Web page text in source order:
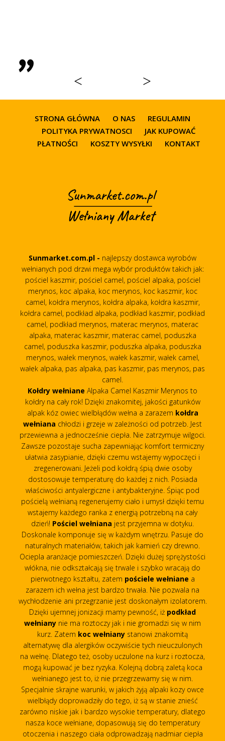
< >
STRONA GŁÓWNA O NAS
REGULAMIN
POLITYKA PRYWATNOSCI
JAK KUPOWAĆ
PŁATNOŚCI
KOSZTY WYSYŁKI KONTAKT
Sunmarket.com.pl - najlepszy dostawca wyrobów
wełnianych pod drzwi mega wybór produktów takich jak:
pościel kaszmir, pościel camel, pościel alpaka, pościel
merynos, koc alpaka, koc merynos, koc kaszmir, koc
camel, kołdra merynos, kołdra alpaka, kołdra kaszmir,
kołdra camel, podkład alpaka, podkład kaszmir, podkład
camel, podkład merynos, materac merynos, materac
alpaka, materac kaszmir, materac camel, poduszka
camel, poduszka kaszmir, poduszka alpaka, poduszka
merynos, wałek merynos, wałek kaszmir, wałek camel,
wałek alpaka, pas alpaka, pas kaszmir, pas merynos, pas
camel.
Kołdry wełniane Alpaka Camel Kaszmir Merynos to
kołdry na cały rok! Dzięki znakomitej, jakości gatunków
alpak kóz owiec wielbłądów wełna a zarazem kołdra
wełniana chłodzi i grzeje w zależności od potrzeb. Jest
przewiewna a jednocześnie ciepła. Nie zatrzymuje wilgoci.
Zawsze pozostaje sucha zapewniając komfort termiczny
ułatwia zasypianie, dzięki czemu wstajemy wypoczęci i
zregenerowani. Jeżeli pod kołdrą śpią dwie osoby
dostosowuje temperaturę do każdej z nich. Posiada
właściwości antyalergiczne i antybakteryjne. Śpiąc pod
pościelą wełnianą regenerujemy ciało i umysł dzięki temu
wstajemy każdego ranka z energią potrzebną na cały
dzień! Pościel wełniana jest przyjemna w dotyku.
Doskonale komponuje się w każdym wnętrzu. Pasuje do
naturalnych materiałów, takich jak kamień czy drewno.
Ociepla aranżacje pomieszczeń. Dzięki dużej sprężystości
włókna, nie odkształcają się trwale i szybko wracają do
pierwotnego kształtu, zatem pościele wełniane a
zarazem ich wełna jest bardzo trwała. Nie pozwala na
wychłodzenie ani przegrzanie jest doskonałym izolatorem.
Dzięki ujemnej jonizacji mamy pewność, iż podkład
wełniany nie ma roztoczy jak i nie gromadzi się w nim
kurz. Zatem koc wełniany stanowi znakomitą
alternatywę dla alergików oczywiście tych nieuczulonych
na wełnę. Dlatego też, osoby uczulone na kurz i roztocza,
mogą kupować je bez ryzyka. Kolejną dobrą zaletą koca
wełnianego jest to, iż nie przegrzewamy się w nim.
Specjalnie skrajne warunki, w jakich żyją alpaki kozy owce
wielbłądy doprowadziły do tego, iż są w stanie znieść
zarówno niskie jak i bardzo wysokie temperatury, dlatego
nasza koce wełniane, dopasowują się do temperatury
otoczenia i naszego ciała odprowadzają nadmiar ciepła